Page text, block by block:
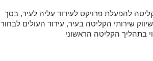
להפעלת פרויקט לעידוד עליה לעיר, בסך
שיווק שירותי הקליטה בעיר, עידוד העולים לבחור
בתהליך הקליטה הראשוני